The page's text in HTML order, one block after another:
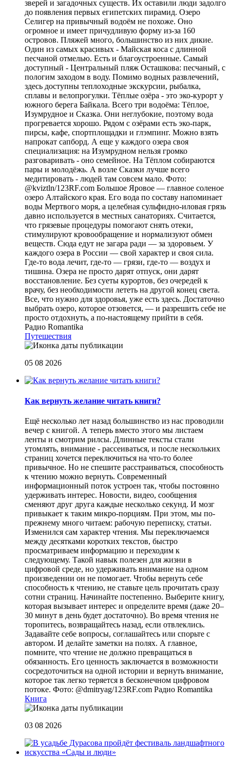
зверей и загадочных существ. Их оставили люди задолго
до появления первых египетских пирамид. Озеро
Селигер на привычный водоём не похоже. Оно
огромное и имеет причудливую форму из-за 160
островов. Пляжей много, большинство из них дикие.
Один из самых красивых - Майская коса с длинной
песчаной отмелью. Есть и благоустроенные. Самый
доступный - Центральный пляж Осташкова: песчаный, с
пологим заходом в воду. Помимо водных развлечений,
здесь доступны теплоходные экскурсии, рыбалка,
сплавы и велопрогулки. Тёплые озёра - это эко-курорт у
южного берега Байкала. Всего три водоёма: Тёплое,
Изумрудное и Сказка. Они неглубокие, поэтому вода
прогревается хорошо. Рядом с озёрами есть эко-парк,
пирсы, кафе, спортплощадки и глэмпинг. Можно взять
напрокат сапборд. А еще у каждого озера своя
специализация: на Изумрудном нельзя громко
разговаривать - оно семейное. На Тёплом собираются
пары и молодёжь. А возле Сказки лучше всего
медитировать - людей там совсем мало. Фото:
@kviztln/123RF.com Большое Яровое — главное соленое
озеро Алтайского края. Его вода по составу напоминает
воды Мертвого моря, а целебная сульфидно-иловая грязь
давно используется в местных санаториях. Считается,
что грязевые процедуры помогают снять отеки,
стимулируют кровообращение и нормализуют обмен
веществ. Сюда едут не загара ради — за здоровьем. У
каждого озера в России — свой характер и своя сила.
Где-то вода лечит, где-то — грязи, где-то — воздух и
тишина. Озера не просто дарят отпуск, они дарят
восстановление. Без суеты курортов, без очередей к
врачу, без необходимости лететь на другой конец света.
Все, что нужно для здоровья, уже есть здесь. Достаточно
выбрать озеро, которое отзовется, — и разрешить себе не
просто отдохнуть, а по-настоящему прийти в себя.
Радио Romantika
Путешествия
05 08 2026
Как вернуть желание читать книги?
Eщё несколько лет назад большинство из нас проводили
вечер с книгой. А теперь вместо этого мы листаем
ленты и смотрим рилсы. Длинные тексты стали
утомлять, внимание - рассеиваться, и после нескольких
страниц хочется переключиться на что-то более
привычное. Но не спешите расстраиваться, способность
к чтению можно вернуть. Современный
информационный поток устроен так, чтобы постоянно
удерживать интерес. Новости, видео, сообщения
сменяют друг друга каждые несколько секунд. И мозг
привыкает к таким микро-порциям. При этом, мы по-
прежнему много читаем: рабочую переписку, статьи.
Изменился сам характер чтения. Мы переключаемся
между десятками коротких текстов, быстро
просматриваем информацию и переходим к
следующему. Такой навык полезен для жизни в
цифровой среде, но удерживать внимание на одном
произведении он не помогает. Чтобы вернуть себе
способность к чтению, не ставьте цель прочитать сразу
сотни страниц. Начинайте постепенно. Выберите книгу,
которая вызывает интерес и определите время (даже 20–
30 минут в день будет достаточно). Во время чтения не
торопитесь, возвращайтесь назад, если отвлеклись.
Задавайте себе вопросы, соглашайтесь или спорьте с
автором. И делайте заметки на полях. А главное,
помните, что чтение не должно превращаться в
обязанность. Его ценность заключается в возможности
сосредоточиться на одной истории и вернуть внимание,
которое так легко теряется в бесконечном цифровом
потоке. Фото: @dmitryag/123RF.com Радио Romantika
Книга
03 08 2026